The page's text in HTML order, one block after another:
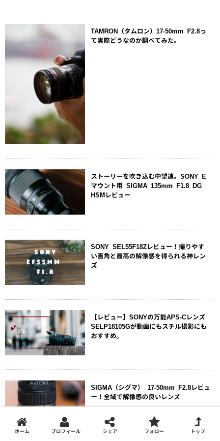
TAMRON（タムロン）17-50mm F2.8っ
て実際どうなのか調べてみた。
ストーリーを吹き込む中望遠。SONY E
マウント用 SIGMA 135mm F1.8 DG
HSMレビュー
SONY SEL55F18Zレビュー！撮りやす
い画角と最高の解像感を得られる神レン
ズ
【レビュー】SONYの万能APS-Cレンズ
SELP18105Gが動画にもスチル撮影にも
おすすめ。
SIGMA（シグマ） 17-50mm F2.8レビュ
ー！全域で解像感の良いレンズ
ホーム プロフィール シェア フォロー トップ